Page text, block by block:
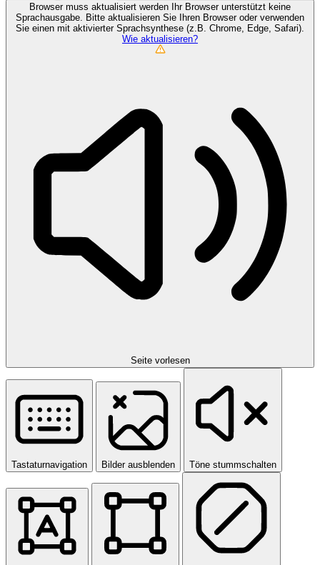
Browser muss aktualisiert werden Ihr Browser unterstützt keine
Sprachausgabe. Bitte aktualisieren Sie Ihren Browser oder verwenden
Sie einen mit aktivierter Sprachsynthese (z.B. Chrome, Edge, Safari).
Wie aktualisieren?
Seite vorlesen
Tastaturnavigation Bilder ausblenden Töne stummschalten